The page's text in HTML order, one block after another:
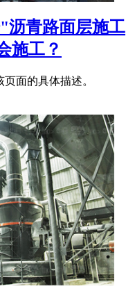
沥青路面层施工
施工？
面的具体描述。